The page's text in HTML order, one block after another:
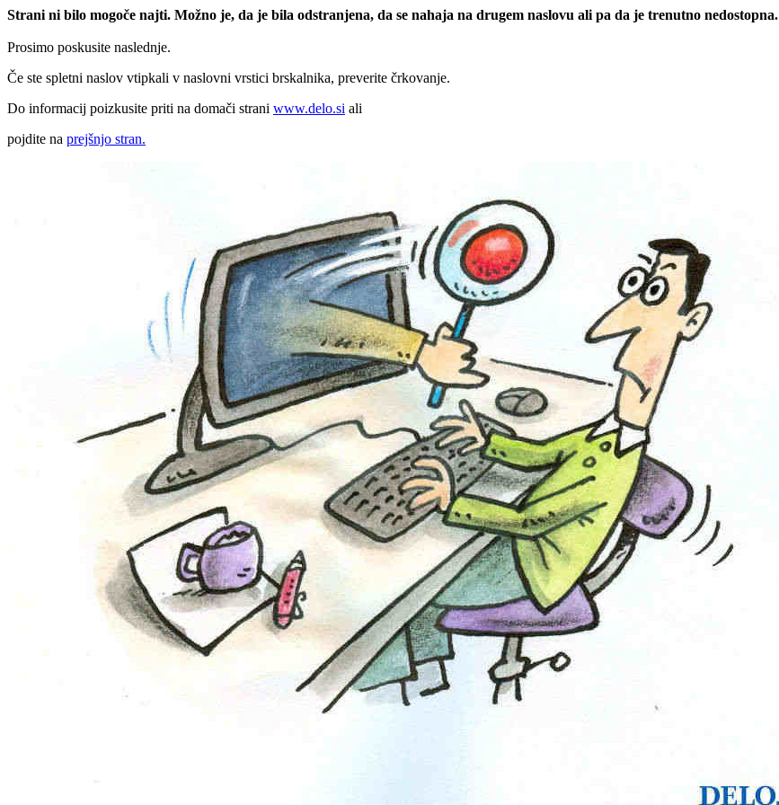
Strani ni bilo mogoče najti. Možno je, da je bila odstranjena, da se nahaja na drugem naslovu ali pa da je trenutno nedostopna.
Prosimo poskusite naslednje.
Če ste spletni naslov vtipkali v naslovni vrstici brskalnika, preverite črkovanje.
Do informacij poizkusite priti na domači strani www.delo.si ali
pojdite na prejšnjo stran.